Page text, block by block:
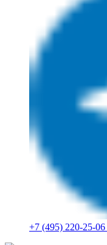
+7 (495) 220-25-06